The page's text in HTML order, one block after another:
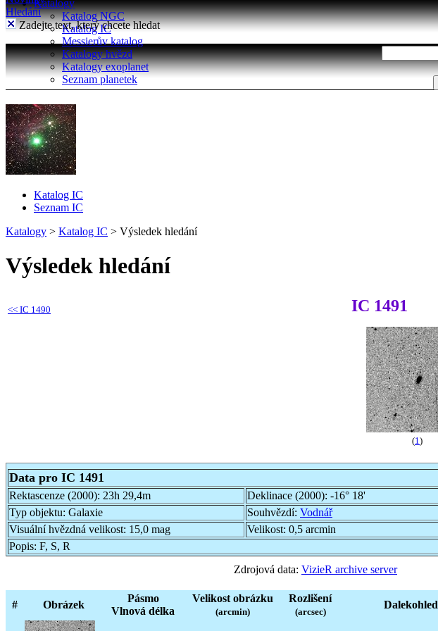
Katalogy
Katalog NGC
Katalog IC
Messierův katalog
Katalogy hvězd
Katalogy exoplanet
Seznam planetek
Hledání
Zadejte text, který chcete hledat
Katalog IC
Seznam IC
Katalogy > Katalog IC > Výsledek hledání
Výsledek hledání
<< IC 1490 IC 1491
(1 )
Data pro IC 1491
Rektascenze (2000): 23h 29,4m Deklinace (2000): -16° 18'
Typ objektu: Galaxie Souhvězdí: Vodnář
Visuální hvězdná velikost: 15,0 mag Velikost: 0,5 arcmin
Popis: F, S, R
Zdrojová data: VizieR archive server
# Obrázek
Pásmo
Vlnová délka
Velikost obrázku
(arcmin)
Rozlišení
(arcsec)
Dalekohled